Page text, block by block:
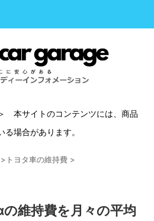
本サイトのコンテンツには、商品
場合があります。
> トヨタ車の維持費 >
維持費を月々の平均